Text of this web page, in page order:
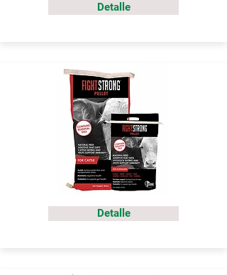
Detalle
Detalle